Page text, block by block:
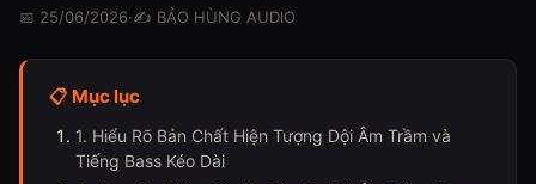
📅 25/06/2026·✍️ BẢO HÙNG AUDIO
📋 Mục lục
1. Hiểu Rõ Bản Chất Hiện Tượng Dội Âm Trầm và
Tiếng Bass Kéo Dài